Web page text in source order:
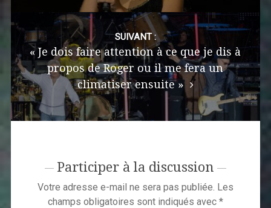
SUIVANT :
« Je dois faire attention à ce que je dis à
propos de Roger ou il me fera un
climatiser ensuite »
Participer à la discussion
Votre adresse e-mail ne sera pas publiée. Les
champs obligatoires sont indiqués avec *